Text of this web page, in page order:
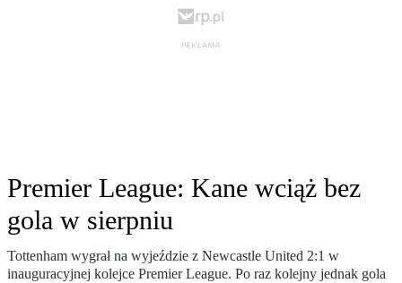
Premier League: Kane wciąż bez
gola w sierpniu
Tottenham wygrał na wyjeździe z Newcastle United 2:1 w
inauguracyjnej kolejce Premier League. Po raz kolejny jednak gola